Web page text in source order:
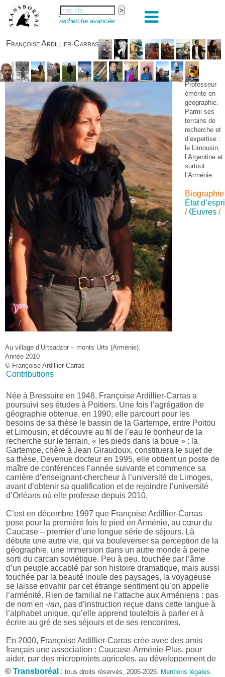
recherche avancée
Françoise Ardillier-Carras
Au village d’Urtsadzor – monts Urts (Arménie).
Année 2010
© Françoise Ardillier-Carras
Professeur
émérite en
géographie.
Parmi ses
terrains de
recherche et
d’expertise :
le Limousin,
l’Argentine et
surtout
l’Arménie.
Biographie
État
/Œuvres /
Contributions
Née à Bressuire en 1948, Françoise Ardillier-Carras a
poursuivi ses études à Poitiers. Une fois l’agrégation de
géographie obtenue, en 1990, elle parcourt pour les
besoins de sa thèse le bassin de la Gartempe, entre Poitou
et Limousin, et découvre au fil de l’eau le bonheur de la
recherche sur le terrain, « les pieds dans la boue » : la
Gartempe, chère à Jean Giraudoux, constituera le sujet de
sa thèse. Devenue docteur en 1995, elle obtient un poste de
maître de conférences l’année suivante et commence sa
carrière d’enseignant-chercheur à l’université de Limoges,
avant d’obtenir sa qualification et de rejoindre l’université
d’Orléans où elle professe depuis 2010.
C’est en décembre 1997 que Françoise Ardillier-Carras
pose pour la première fois le pied en Arménie, au cœur du
Caucase – premier d’une longue série de séjours. Là
débute une autre vie, qui va bouleverser sa perception de la
géographie, une immersion dans un autre monde à peine
sorti du carcan soviétique. Peu à peu, touchée par l’âme
d’un peuple accablé par son histoire dramatique, mais aussi
touchée par la beauté inouïe des paysages, la voyageuse
se laisse envahir par cet étrange sentiment qu’on appelle
l’arménité. Rien de familial ne l’attache aux Arméniens : pas
de nom en -ian, pas d’instruction reçue dans cette langue à
l’alphabet unique, qu’elle apprend toutefois à parler et à
écrire au gré de ses séjours et de ses rencontres.
En 2000, Françoise Ardillier-Carras crée avec des amis
français une association : Caucase-Arménie-Plus, pour
aider, par des microprojets agricoles, au développement de
localités rurales. Et dans la situation de conflit militaire larvé
© Transboréal : tous droits réservés, 2006-2026. Mentions légales.